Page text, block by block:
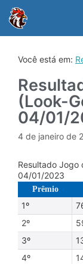
content
Você está em:
(Look-
04/01/
4 de janeiro de
Resultado Jogo
04/01/2023
Prêmio
1º
2º
3º
4º